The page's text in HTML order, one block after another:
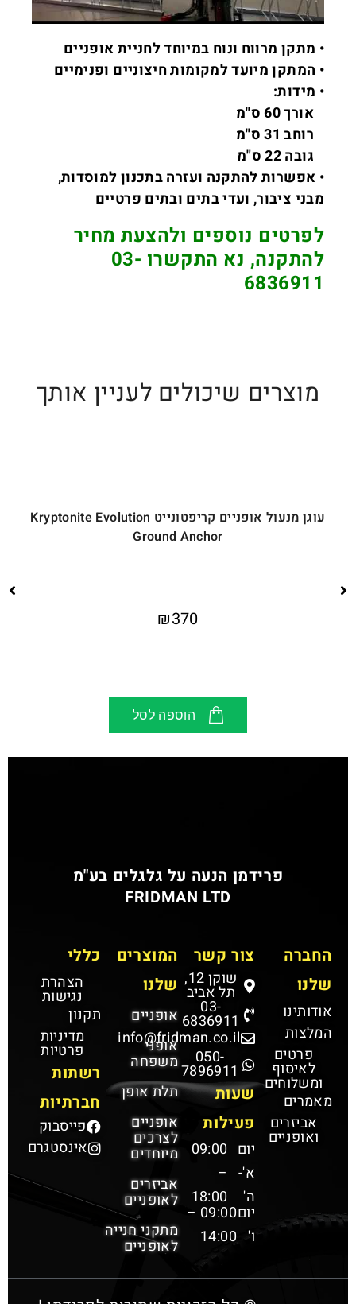
• מתקן מרווח ונוח במיוחד לחניית אופניים
• המתקן מיועד למקומות חיצוניים ופנימיים
• מידות:
אורך 60 ס"מ
רוחב 31 ס"מ
גובה 22 ס"מ
• אפשרות להתקנה ועזרה בתכנון למוסדות,
מבני ציבור, ועדי בתים ובתים פרטיים
לפרטים נוספים ולהצעת מחיר
להתקנה, נא התקשרו 03-
6836911
מוצרים שיכולים לעניין אותך
עוגן מנעול אופניים קריפטונייט Kryptonite Evolution
Ground Anchor
₪370
הוספה לסל
פרידמן הנעה על גלגלים בע"מ
FRIDMAN LTD
החברה
שלנו
אודותינו
המלצות
פרטים
לאיסוף
ומשלוחים
מאמרים
אביזרים
ואופניים
צור קשר
שוקן 12,
תל אביב
03-
6836911
info@fridman.co.il
050-
7896911
שעות
פעילות
יום
א'-
ה'
09:00
–
18:00
יום
ו'
09:00 –
14:00
המוצרים
שלנו
אופניים
אופני
משפחה
תלת אופן
אופניים
לצרכים
מיוחדים
אביזרים
לאופניים
מתקני חנייה
לאופניים
כללי
הצהרת
נגישות
תקנון
מדיניות
פרטיות
רשתות
חברתיות
פייסבוק
אינסטגרם